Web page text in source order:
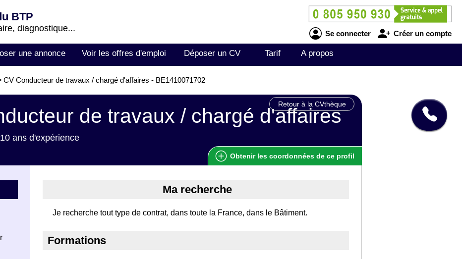
BTP
diagnostique...
Se connecter Créer un compte
une annonce Voir les offres d'emploi Déposer un CV Tarif A propos
CV Conducteur de travaux / chargé d'affaires - BE1410071702
Retour à la CVthèque
de travaux / chargé d'affaires
ans d'expérience
Obtenir les coordonnées de ce profil
Ma recherche
Je recherche tout type de contrat, dans toute la France, dans le Bâtiment.
Formations